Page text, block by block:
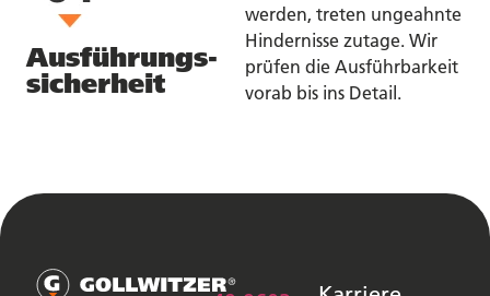
Ausführungs-
sicherheit
werden, treten ungeahnte
Hindernisse zutage. Wir
prüfen die Ausführbarkeit
vorab bis ins Detail.